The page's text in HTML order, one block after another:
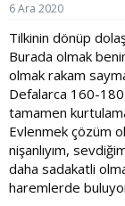
a
ş
l
a
t
a
n
ç
t
a
r
h
i
6 Ara 2020
Tilkinin dönüp
Burada olmak
olmak rakam
Defalarca 160-
tamamen
Evlenmek çözüm
nişanlıyım,
daha sadakatli
haremlerde